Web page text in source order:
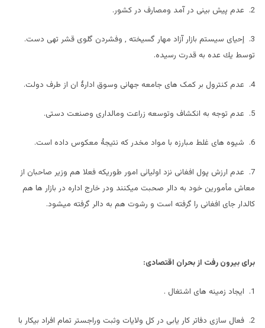
2. عدم پیش بینی در آمد ومصارف در کشور.
3. إحیای سیستم بازار آزاد مهار گسیخته , وفشردن گلوی قشر تهی دست.
توسط يك عده به قدرت رسيده.
4. عدم کنترول بر کمک های جامعه جهانی وسوق ادارۀ ان از طرف دولت.
5. عدم توجه به انكشاف وتوسعه زراعت ومالداری وصنعت دستی.
6. شیوه های غلط مبارزه با مواد مخدر که نتیجۀ معکوس داده است.
7. عدم ارزش پول افغانی نزد اولیائی امور طوریکه فعلا هم وزیر صاحبان از
معاش مأمورین خود به دالر صحبت میکنند ودر خارج اداره در بازار ها هم
کالدار جای افغانی را گرفته است و رشوت هم به دالر گرفته ميشود.
برای بیرون رفت از بحران اقتصادی:
1. ایجاد زمینه های اشتغال .
2. فعال سازی دفاتر کار یابی در کل ولایات وثبت وراجستر تمام افراد بیکار با